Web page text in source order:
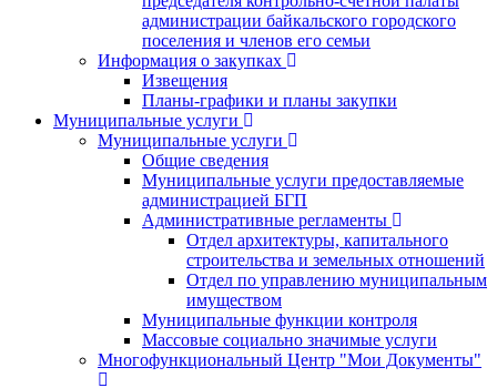
администрации байкальского городского
поселения и членов его семьи
Информация о закупках
Извещения
Планы-графики и планы закупки
Муниципальные услуги
Муниципальные услуги
Общие сведения
Муниципальные услуги предоставляемые
администрацией БГП
Административные регламенты
Отдел архитектуры, капитального
строительства и земельных отношений
Отдел по управлению муниципальным
имуществом
Муниципальные функции контроля
Массовые социально значимые услуги
Многофункциональный Центр "Мои Документы"